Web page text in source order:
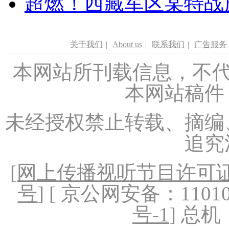
关于我们 | About us | 联系我们 | 广告服务
本网站所刊载信息，不
本网站稿
未经授权禁止转载、摘
追
[网上传播视听节目许可
号] [ 京公网安备：
号-1] 总机